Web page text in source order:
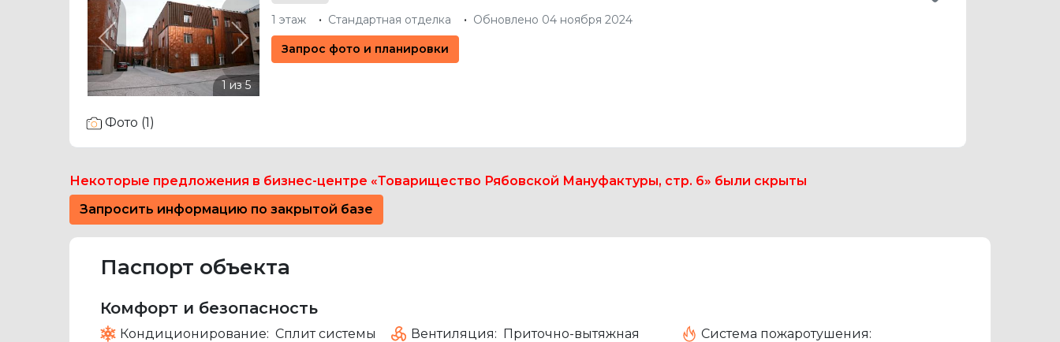
Previous Next
1 этаж Стандартная отделка Обновлено 04 ноября 2024
Запрос фото и планировки
Фото (1)
Некоторые предложения в бизнес-центре «Товарищество Рябовской Мануфактуры, стр. 6» были скрыты
Запросить информацию по закрытой базе
Паспорт объекта
Комфорт и безопасность
Кондиционирование: Сплит системы Вентиляция: Приточно-вытяжная
Система пожаротушения: